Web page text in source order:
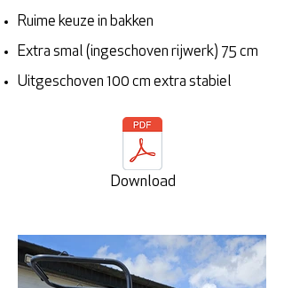
Ruime keuze in bakken
Extra smal (ingeschoven rijwerk) 75 cm
Uitgeschoven 100 cm extra stabiel
Download